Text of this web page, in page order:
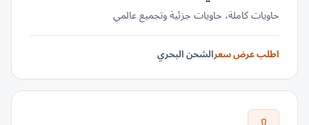
حاويات كاملة، حاويات جزئية وتجميع عالمي
اطلب عرض سعرالشحن البحري